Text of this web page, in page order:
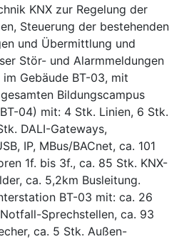
KNX zur Regelung der
Steuerung der bestehenden
und Übermittlung und
Stör- und Alarmmeldungen
Gebäude BT-03, mit
Bildungscampus
04) mit: 4 Stk. Linien, 6 Stk.
DALI-Gateways,
IP, MBus/BACnet, ca. 101
1f. bis 3f., ca. 85 Stk. KNX-
ca. 5,2km Busleitung.
BT-03 mit: ca. 26
Sprechstellen, ca. 93
ca. 5 Stk. Außen-